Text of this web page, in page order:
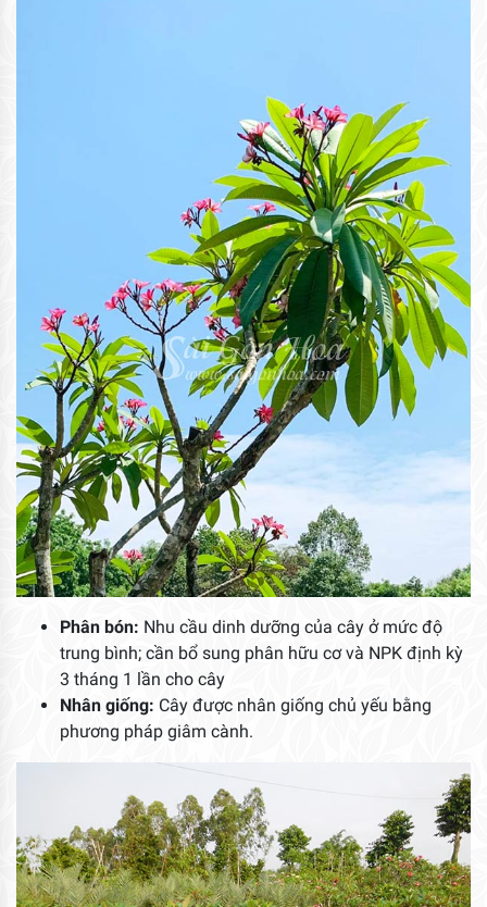
Phân bón: Nhu cầu dinh dưỡng của cây ở mức độ
trung bình; cần bổ sung phân hữu cơ và NPK định kỳ
3 tháng 1 lần cho cây
Nhân giống: Cây được nhân giống chủ yếu bằng
phương pháp giâm cành.